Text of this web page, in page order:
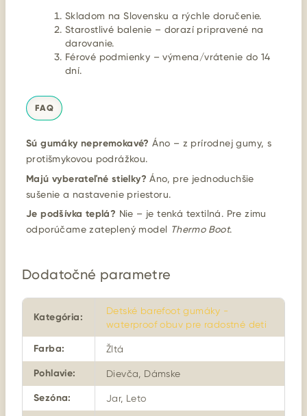
Skladom na Slovensku a rýchle doručenie.
Starostlivé balenie – dorazí pripravené na
darovanie.
Férové podmienky – výmena/vrátenie do 14
dní.
FAQ
Sú gumáky nepremokavé? Áno – z prírodnej gumy, s
protišmykovou podrážkou.
Majú vyberateľné stielky? Áno, pre jednoduchšie
sušenie a nastavenie priestoru.
Je podšívka teplá? Nie – je tenká textilná. Pre zimu
odporúčame zateplený model Thermo Boot.
Dodatočné parametre
Kategória:
Detské barefoot gumáky -
waterproof obuv pre radostné deti
Farba: Žltá
Pohlavie: Dievča, Dámske
Sezóna: Jar, Leto